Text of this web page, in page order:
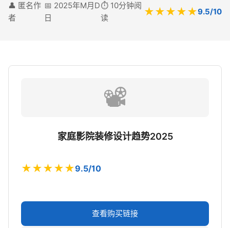
👤 匿名作
者
📅 2025年M月D
日
⏱️ 10分钟阅
读
★★★★★9.5/10
📽️
家庭影院装修设计趋势2025
★★★★★9.5/10
查看购买链接